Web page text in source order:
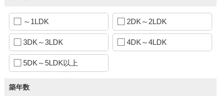
～1LDK 2DK～2LDK
3DK～3LDK 4DK～4LDK
5DK～5LDK以上
築年数